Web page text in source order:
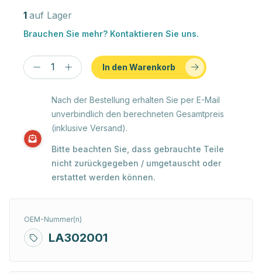
1 auf Lager
Brauchen Sie mehr? Kontaktieren Sie uns.
In den Warenkorb
Nach der Bestellung erhalten Sie per E-Mail
unverbindlich den berechneten Gesamtpreis
(inklusive Versand).
Bitte beachten Sie, dass gebrauchte Teile
nicht zurückgegeben / umgetauscht oder
erstattet werden können.
OEM-Nummer(n)
LA302001